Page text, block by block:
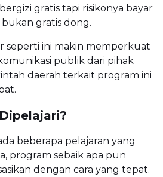
gratis tapi risikonya bayar
gratis dong.
seperti ini makin memperkuat
publik dari pihak
daerah terkait program ini
beberapa pelajaran yang
program sebaik apa pun
dengan cara yang tepat.